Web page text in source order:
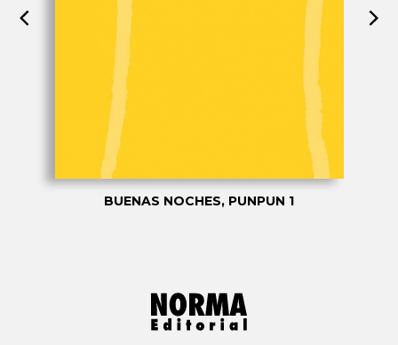
BUENAS NOCHES, PUNPUN 1